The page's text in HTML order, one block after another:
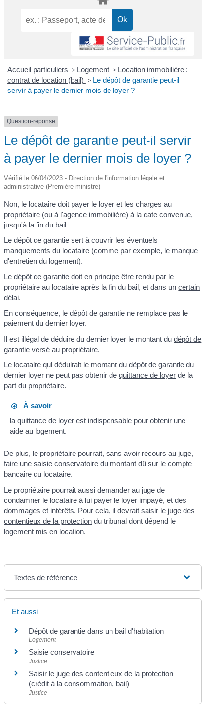
Accueil particuliers > Logement > Location immobilière :
contrat de location (bail) > Le dépôt de garantie peut-il
servir à payer le dernier mois de loyer ?
Question-réponse
Le dépôt de garantie peut-il servir
à payer le dernier mois de loyer ?
Vérifié le 06/04/2023 - Direction de l'information légale et
administrative (Première ministre)
Non, le locataire doit payer le loyer et les charges au
propriétaire (ou à l'agence immobilière) à la date convenue,
jusqu'à la fin du bail.
Le dépôt de garantie sert à couvrir les éventuels
manquements du locataire (comme par exemple, le manque
d'entretien du logement).
Le dépôt de garantie doit en principe être rendu par le
propriétaire au locataire après la fin du bail, et dans uncertain
délai.
En conséquence, le dépôt de garantie ne remplace pas le
paiement du dernier loyer.
Il est illégal de déduire du dernier loyer le montant dudépôt de
garantie versé au propriétaire.
Le locataire qui déduirait le montant du dépôt de garantie du
dernier loyer ne peut pas obtenir dequittance de loyer de la
part du propriétaire.
À savoir
la quittance de loyer est indispensable pour obtenir une
aide au logement.
De plus, le propriétaire pourrait, sans avoir recours au juge,
faire unesaisie conservatoire du montant dû sur le compte
bancaire du locataire.
Le propriétaire pourrait aussi demander au juge de
condamner le locataire à lui payer le loyer impayé, et des
dommages et intérêts. Pour cela, il devrait saisir le juge des
contentieux de la protection du tribunal dont dépend le
logement mis en location.
Textes de référence
Et aussi
Dépôt de garantie dans un bail d'habitation
Logement
Saisie conservatoire
Justice
Saisir le juge des contentieux de la protection
(crédit à la consommation, bail)
Justice